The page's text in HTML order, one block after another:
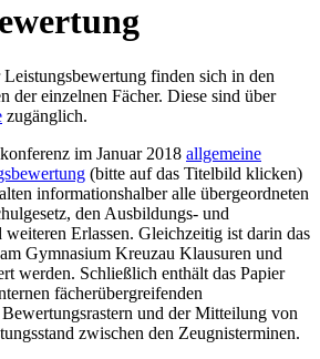
finden sich in den
der einzelnen Fächer. Diese sind über
zugänglich.
im Januar 2018 allgemeine
(bitte auf das Titelbild klicken)
informationshalber alle übergeordneten
den Ausbildungs- und
Erlassen. Gleichzeitig ist darin das
Gymnasium Kreuzau Klausuren und
werden. Schließlich enthält das Papier
fächerübergreifenden
und der Mitteilung von
zwischen den Zeugnisterminen.